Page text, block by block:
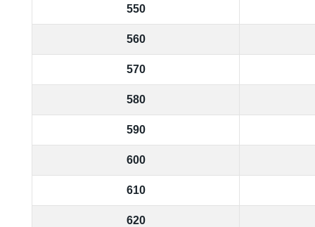
550
560
570
580
590
600
610
620